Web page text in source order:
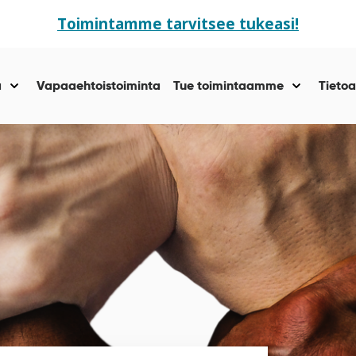
Toimintamme tarvitsee tukeasi!
Näytä
kohteelle
“Yhteisöllisyyttä
”
Vapaaehtoistoiminta Tue toimintaamme
Näytä
kohteelle
“Tue
”